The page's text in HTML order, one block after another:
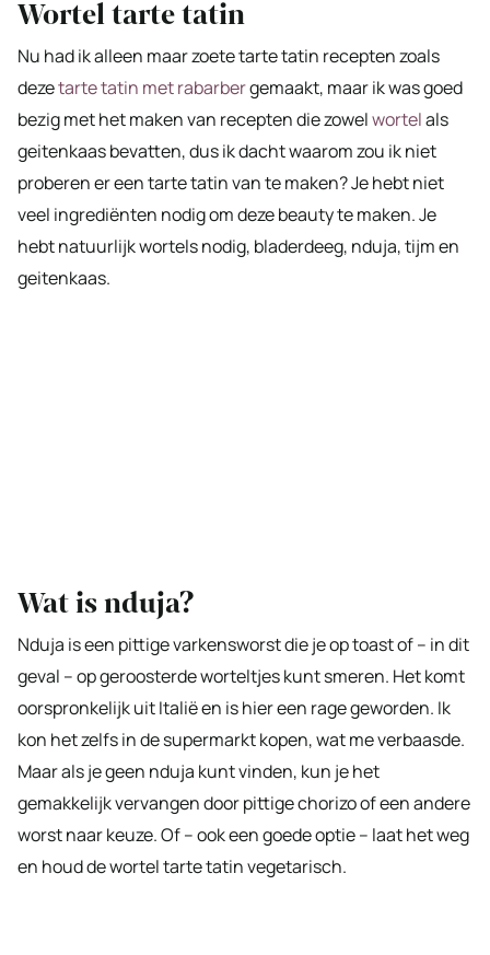
Wortel tarte tatin
Nu had ik alleen maar zoete tarte tatin recepten zoals
dezetarte tatin met rabarbergemaakt, maar ik was goed
bezig met het maken van recepten die zowelwortelals
geitenkaas bevatten, dus ik dacht waarom zou ik niet
proberen er een tarte tatin van te maken? Je hebt niet
veel ingrediënten nodig om deze beauty te maken. Je
hebt natuurlijk wortels nodig, bladerdeeg, nduja, tijm en
geitenkaas.
Wat is nduja?
Nduja is een pittige varkensworst die je op toast of – in dit
geval – op geroosterde worteltjes kunt smeren. Het komt
oorspronkelijk uit Italië en is hier een rage geworden. Ik
kon het zelfs in de supermarkt kopen, wat me verbaasde.
Maar als je geen nduja kunt vinden, kun je het
gemakkelijk vervangen door pittige chorizo of een andere
worst naar keuze. Of – ook een goede optie – laat het weg
en houd de wortel tarte tatin vegetarisch.